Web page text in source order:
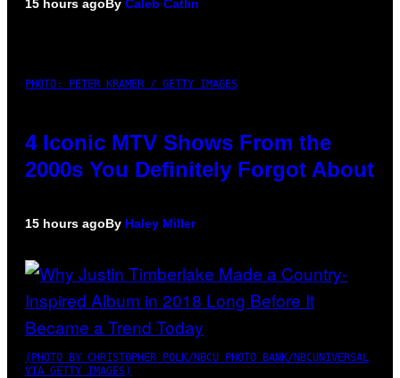
15 hours agoBy Caleb Catlin
PHOTO: PETER KRAMER / GETTY IMAGES
4 Iconic MTV Shows From the
2000s You Definitely Forgot About
15 hours agoBy Haley Miller
(PHOTO BY CHRISTOPHER POLK/NBCU PHOTO BANK/NBCUNIVERSAL
VIA GETTY IMAGES)